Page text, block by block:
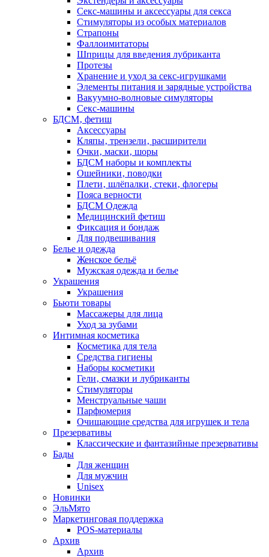
Секс-машины и аксессуары для секса
Стимуляторы из особых материалов
Страпоны
Фаллоимитаторы
Шприцы для введения лубриканта
Протезы
Хранение и уход за секс-игрушками
Элементы питания и зарядные устройства
Вакуумно-волновые симуляторы
Секс-машины
БДСМ‚ фетиш
Аксессуары
Кляпы‚ трензели‚ расширители
Очки‚ маски‚ шоры
БДСМ наборы и комплекты
Ошейники‚ поводки
Плети‚ шлёпалки‚ стеки‚ флогеры
Пояса верности
БДСМ Одежда
Медицинский фетиш
Фиксация и бондаж
Для подвешивания
Белье и одежда
Женское бельё
Мужская одежда и белье
Украшения
Украшения
Бьюти товары
Массажеры для лица
Уход за зубами
Интимная косметика
Косметика для тела
Средства гигиены
Наборы косметики
Гели‚ смазки и лубриканты
Стимуляторы
Менструальные чаши
Парфюмерия
Очищающие средства для игрушек и тела
Презервативы
Классические и фантазийные презервативы
Бады
Для женщин
Для мужчин
Unisex
Новинки
ЭльМято
Маркетинговая поддержка
POS-материалы
Архив
Архив